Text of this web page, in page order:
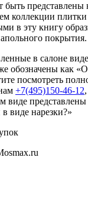
быть представлены
коллекции
в эту книгу
покрытия.
в салоне
обозначены как
посмотреть
+7(495)150-46-12
виде представлены
виде нарезки?»